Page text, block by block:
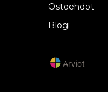
Ostoehdot
Blogi